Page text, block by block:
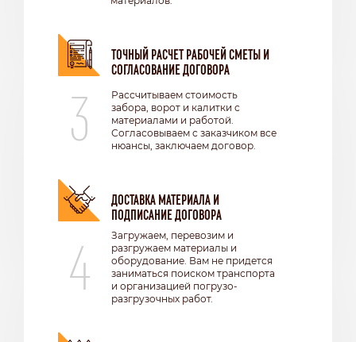
3
ТОЧНЫЙ РАСЧЕТ РАБОЧЕЙ СМЕТЫ И
СОГЛАСОВАНИЕ ДОГОВОРА
Рассчитываем стоимость
забора, ворот и калитки с
материалами и работой.
Согласовываем с заказчиком все
нюансы, заключаем договор.
4
ДОСТАВКА МАТЕРИАЛА И
ПОДПИСАНИЕ ДОГОВОРА
Загружаем, перевозим и
разгружаем материалы и
оборудование. Вам не придется
заниматься поиском транспорта
и организацией погрузо-
разгрузочных работ.